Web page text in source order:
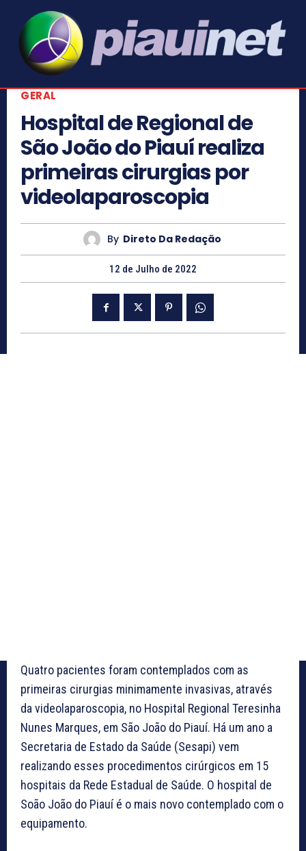
GERAL
Hospital de Regional de
São João do Piauí realiza
primeiras cirurgias por
videolaparoscopia
By Direto Da Redação
12 de Julho de 2022
Quatro pacientes foram contemplados com as
primeiras cirurgias minimamente invasivas, através
da videolaparoscopia, no Hospital Regional Teresinha
Nunes Marques, em São João do Piauí. Há um ano a
Secretaria de Estado da Saúde (Sesapi) vem
realizando esses procedimentos cirúrgicos em 15
hospitais da Rede Estadual de Saúde. O hospital de
Soão João do Piauí é o mais novo contemplado com o
equipamento.